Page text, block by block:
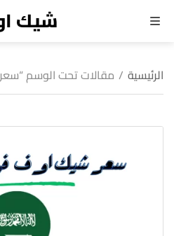
القائمة شيك
الرئيسية / مقالات تحت الوسم